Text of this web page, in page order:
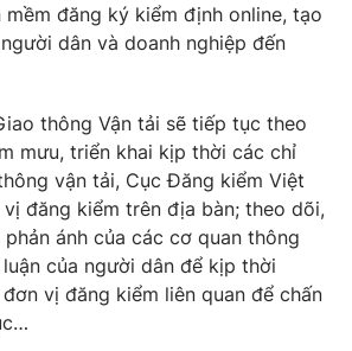
Truyền hình Việt Nam
báo VTV
in và báo điện tử số 483/GP-BTTTT
Thủy
Nguyễn Thị Mỹ Hạnh, Phạm Quốc Thắng,
355 931 - 024.38 355 932
mềm đăng ký kiểm định online, tạo
dân và doanh nghiệp đến
thông Vận tải sẽ tiếp tục theo
mưu, triển khai kịp thời các chỉ
vận tải, Cục Đăng kiểm Việt
đăng kiểm trên địa bàn; theo dõi,
ánh của các cơ quan thông
của người dân để kịp thời
vị đăng kiểm liên quan để chấn